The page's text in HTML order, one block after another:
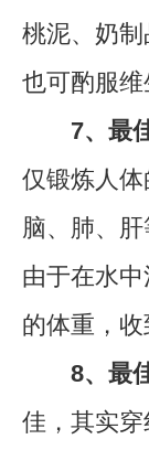
桃泥、奶
也可酌服
7、最
仅锻炼人
脑、肺、
由于在水
的体重，收
8、最
佳，其实